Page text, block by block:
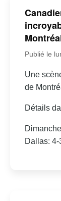
Publié le
Une
de
Détails
Dallas: